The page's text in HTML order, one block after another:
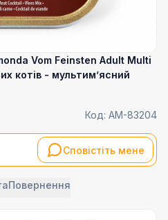
Vom Feinsten Adult Multi
котів - мультимʼясний
Код: AM-83204
Сповістіть мене
Повернення